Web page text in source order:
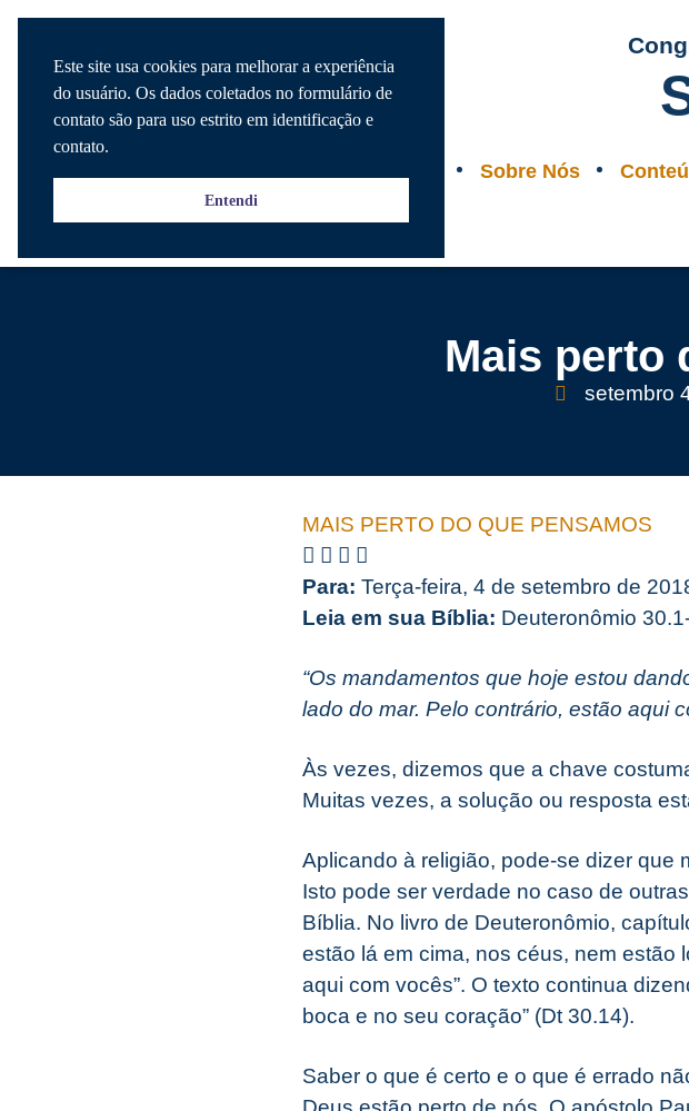
Sobre Nós
Mais perto
setembro
MAIS PERTO DO QUE PENSAMOS
Para: Terça-feira, 4 de setembro de
Leia em sua Bíblia: Deuteronômio
“Os mandamentos que hoje estou
lado do mar. Pelo contrário, estão aqui
Às vezes, dizemos que a chave
Muitas vezes, a solução ou resposta
Aplicando à religião, pode-se dizer que
Isto pode ser verdade no caso de
Bíblia. No livro de Deuteronômio,
estão lá em cima, nos céus, nem estão
aqui com vocês”. O texto continua
boca e no seu coração” (Dt 30.14).
Saber o que é certo e o que é errado
Este site usa cookies para melhorar a experiência
do usuário. Os dados coletados no formulário de
contato são para uso estrito em identificação e
contato.
Entendi